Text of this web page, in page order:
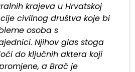
krajeva u Hrvatskoj
civilnog društva koje bi
osoba s
Njihov glas stoga
do ključnih aktera koji
a Brač je